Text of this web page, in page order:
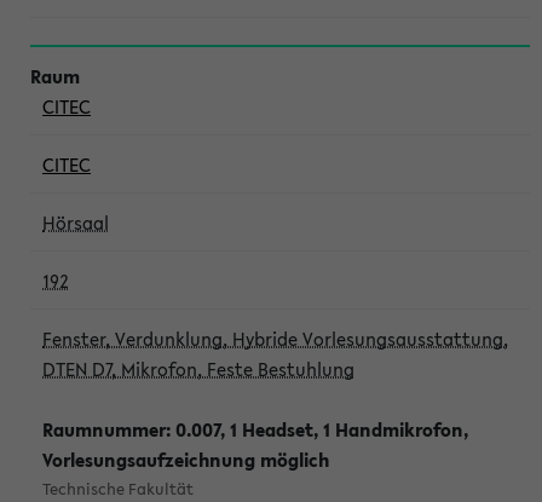
CITEC
CITEC
Hörsaal
192
Fenster, Verdunklung, Hybride Vorlesungsausstattung,
DTEN D7, Mikrofon, Feste Bestuhlung
Raumnummer: 0.007, 1 Headset, 1 Handmikrofon,
Vorlesungsaufzeichnung möglich
Technische Fakultät